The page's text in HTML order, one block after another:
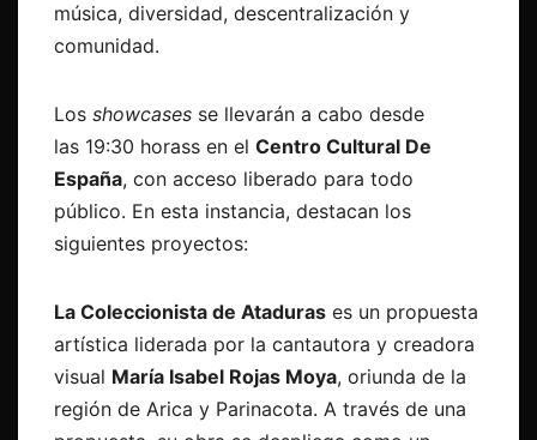
música, diversidad, descentralización y
comunidad.
Los showcases se llevarán a cabo desde
las 19:30 horass en el Centro Cultural De
España, con acceso liberado para todo
público. En esta instancia, destacan los
siguientes proyectos:
La Coleccionista de Ataduras es un propuesta
artística liderada por la cantautora y creadora
visual María Isabel Rojas Moya, oriunda de la
región de Arica y Parinacota. A través de una